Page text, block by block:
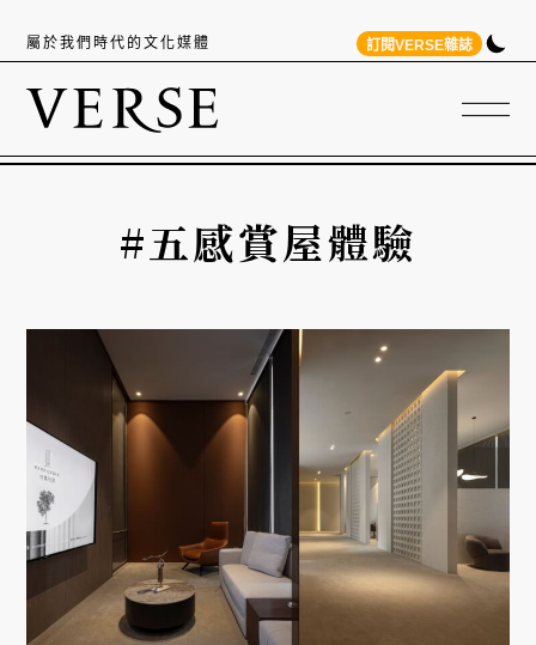
屬於我們時代的文化媒體 訂閱VERSE雜誌
#五感賞屋體驗